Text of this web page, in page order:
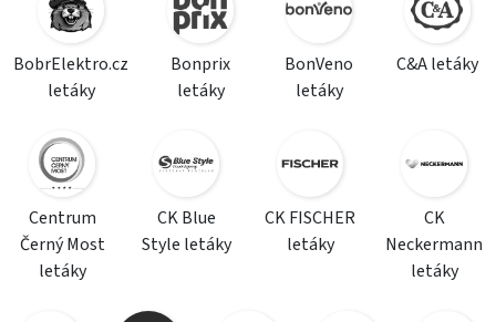
BobrElektro.cz
letáky
Bonprix
letáky
BonVeno
letáky
C&A letáky
Centrum
Černý Most
letáky
CK Blue
Style letáky
CK FISCHER
letáky
CK
Neckermann
letáky